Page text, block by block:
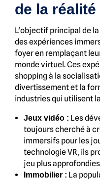
de la
L'objectif principal de
des expériences
foyer en remplaçant
monde virtuel. Ces
shopping à la
divertissement et la
industries qui utilisent
Jeux vidéo : Les
toujours cherché à
immersifs pour les
technologie VR, ils
jeu plus
Immobilier : La